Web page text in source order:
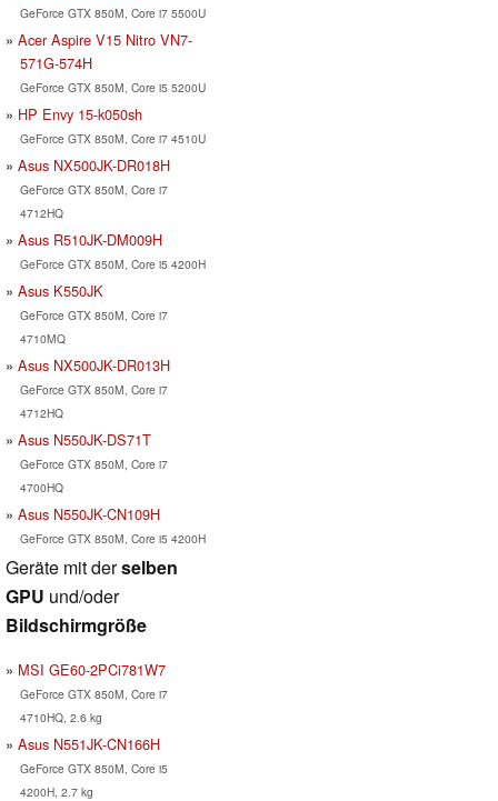
GeForce GTX 850M, Core i7 5500U
Acer Aspire V15 Nitro VN7-
571G-574H
GeForce GTX 850M, Core i5 5200U
HP Envy 15-k050sh
GeForce GTX 850M, Core i7 4510U
Asus NX500JK-DR018H
GeForce GTX 850M, Core i7
4712HQ
Asus R510JK-DM009H
GeForce GTX 850M, Core i5 4200H
Asus K550JK
GeForce GTX 850M, Core i7
4710MQ
Asus NX500JK-DR013H
GeForce GTX 850M, Core i7
4712HQ
Asus N550JK-DS71T
GeForce GTX 850M, Core i7
4700HQ
Asus N550JK-CN109H
GeForce GTX 850M, Core i5 4200H
Geräte mit derselben
GPU und/oder
Bildschirmgröße
MSI GE60-2PCi781W7
GeForce GTX 850M, Core i7
4710HQ, 2.6 kg
Asus N551JK-CN166H
GeForce GTX 850M, Core i5
4200H, 2.7 kg